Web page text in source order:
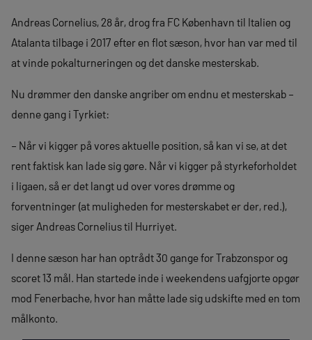
Andreas Cornelius, 28 år, drog fra FC København til Italien og
Atalanta tilbage i 2017 efter en flot sæson, hvor han var med til
at vinde pokalturneringen og det danske mesterskab.
Nu drømmer den danske angriber om endnu et mesterskab –
denne gang i Tyrkiet:
– Når vi kigger på vores aktuelle position, så kan vi se, at det
rent faktisk kan lade sig gøre. Når vi kigger på styrkeforholdet
i ligaen, så er det langt ud over vores drømme og
forventninger (at muligheden for mesterskabet er der, red.),
siger Andreas Cornelius til Hurriyet.
I denne sæson har han optrådt 30 gange for Trabzonspor og
scoret 13 mål. Han startede inde i weekendens uafgjorte opgør
mod Fenerbache, hvor han måtte lade sig udskifte med en tom
målkonto.